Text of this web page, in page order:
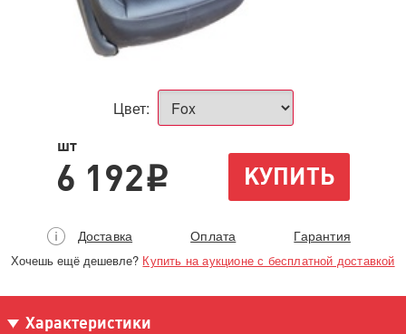
Цвет:
шт
6 192i КУПИТЬ
Доставка Оплата Гарантия
Хочешь ещё дешевле? Купить на аукционе с бесплатной доставкой
Характеристики